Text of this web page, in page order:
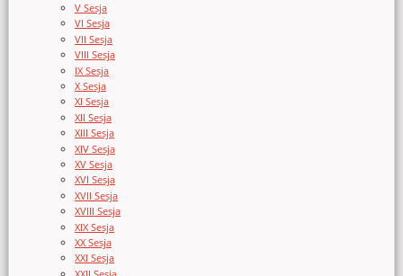
V Sesja
VI Sesja
VII Sesja
VIII Sesja
IX Sesja
X Sesja
XI Sesja
XII Sesja
XIII Sesja
XIV Sesja
XV Sesja
XVI Sesja
XVII Sesja
XVIII Sesja
XIX Sesja
XX Sesja
XXI Sesja